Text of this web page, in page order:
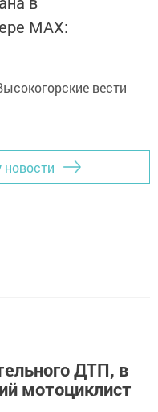
MАХ:
вести
новости
ДТП, в
мотоциклист